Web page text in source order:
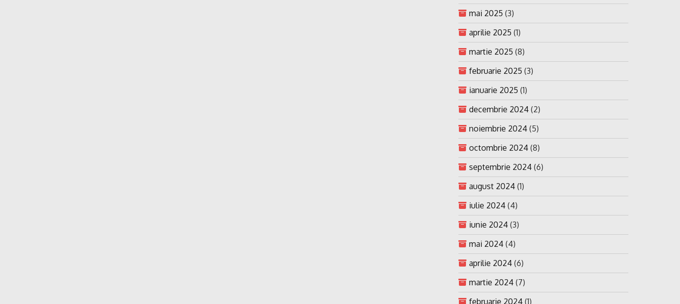
mai 2025 (3)
aprilie 2025 (1)
martie 2025 (8)
februarie 2025 (3)
ianuarie 2025 (1)
decembrie 2024 (2)
noiembrie 2024 (5)
octombrie 2024 (8)
septembrie 2024 (6)
august 2024 (1)
iulie 2024 (4)
iunie 2024 (3)
mai 2024 (4)
aprilie 2024 (6)
martie 2024 (7)
februarie 2024 (1)